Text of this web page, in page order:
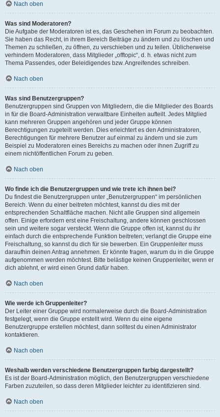
Nach oben
Was sind Moderatoren?
Die Aufgabe der Moderatoren ist es, das Geschehen im Forum zu beobachten.
Sie haben das Recht, in ihrem Bereich Beiträge zu ändern und zu löschen und
Themen zu schließen, zu öffnen, zu verschieben und zu teilen. Üblicherweise
verhindern Moderatoren, dass Mitglieder „offtopic“, d. h. etwas nicht zum
Thema Passendes, oder Beleidigendes bzw. Angreifendes schreiben.
Nach oben
Was sind Benutzergruppen?
Benutzergruppen sind Gruppen von Mitgliedern, die die Mitglieder des Boards
in für die Board-Administration verwaltbare Einheiten aufteilt. Jedes Mitglied
kann mehreren Gruppen angehören und jeder Gruppe können
Berechtigungen zugeteilt werden. Dies erleichtert es den Administratoren,
Berechtigungen für mehrere Benutzer auf einmal zu ändern und sie zum
Beispiel zu Moderatoren eines Bereichs zu machen oder ihnen Zugriff zu
einem nichtöffentlichen Forum zu geben.
Nach oben
Wo finde ich die Benutzergruppen und wie trete ich ihnen bei?
Du findest die Benutzergruppen unter „Benutzergruppen“ im persönlichen
Bereich. Wenn du einer beitreten möchtest, kannst du dies mit der
entsprechenden Schaltfläche machen. Nicht alle Gruppen sind allgemein
offen. Einige erfordern erst eine Freischaltung, andere können geschlossen
sein und weitere sogar versteckt. Wenn die Gruppe offen ist, kannst du ihr
einfach durch die entsprechende Funktion beitreten; verlangt die Gruppe eine
Freischaltung, so kannst du dich für sie bewerben. Ein Gruppenleiter muss
daraufhin deinen Antrag annehmen. Er könnte fragen, warum du in die Gruppe
aufgenommen werden möchtest. Bitte belästige keinen Gruppenleiter, wenn er
dich ablehnt, er wird einen Grund dafür haben.
Nach oben
Wie werde ich Gruppenleiter?
Der Leiter einer Gruppe wird normalerweise durch die Board-Administration
festgelegt, wenn die Gruppe erstellt wird. Wenn du eine eigene
Benutzergruppe erstellen möchtest, dann solltest du einen Administrator
kontaktieren.
Nach oben
Weshalb werden verschiedene Benutzergruppen farbig dargestellt?
Es ist der Board-Administration möglich, den Benutzergruppen verschiedene
Farben zuzuteilen, so dass deren Mitglieder leichter zu identifizieren sind.
Nach oben